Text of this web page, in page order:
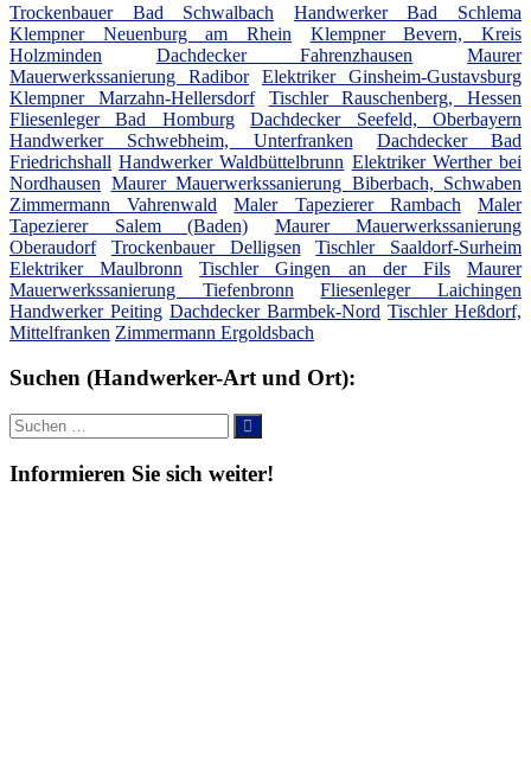
Trockenbauer Bad Schwalbach
Handwerker Bad Schlema
Klempner Neuenburg am Rhein
Klempner Bevern, Kreis
Holzminden
Dachdecker Fahrenzhausen
Maurer
Mauerwerkssanierung Radibor
Elektriker Ginsheim-Gustavsburg
Klempner Marzahn-Hellersdorf
Tischler Rauschenberg, Hessen
Fliesenleger Bad Homburg
Dachdecker Seefeld, Oberbayern
Handwerker Schwebheim, Unterfranken
Dachdecker Bad
Friedrichshall Handwerker Waldbüttelbrunn Elektriker Werther bei
Nordhausen Maurer Mauerwerkssanierung Biberbach, Schwaben
Zimmermann Vahrenwald
Maler Tapezierer Rambach
Maler
Tapezierer Salem (Baden)
Maurer Mauerwerkssanierung
Oberaudorf
Trockenbauer Delligsen
Tischler Saaldorf-Surheim
Elektriker Maulbronn
Tischler Gingen an der Fils
Maurer
Mauerwerkssanierung Tiefenbronn
Fliesenleger Laichingen
Handwerker Peiting Dachdecker Barmbek-Nord Tischler Heßdorf,
Mittelfranken Zimmermann Ergoldsbach
Suchen (Handwerker-Art und Ort):
Suche
nach:
Suchen
Informieren Sie sich weiter!